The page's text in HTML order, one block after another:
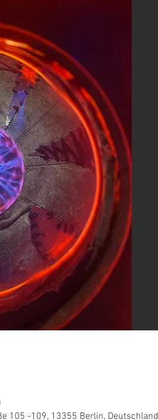
105 -109, 13355 Berlin, Deutschland